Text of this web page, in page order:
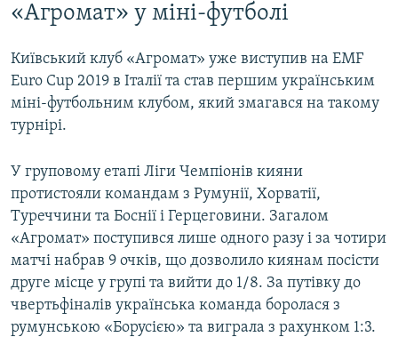
«Агромат» у міні-футболі
Київський клуб «Агромат» уже виступив на EMF
Euro Cup 2019 в Італії та став першим українським
міні-футбольним клубом, який змагався на такому
турнірі.
У груповому етапі Ліги Чемпіонів кияни
протистояли командам з Румунії, Хорватії,
Туреччини та Боснії і Герцеговини. Загалом
«Агромат» поступився лише одного разу і за чотири
матчі набрав 9 очків, що дозволило киянам посісти
друге місце у групі та вийти до 1/8. За путівку до
чвертьфіналів українська команда боролася з
румунською «Борусією» та виграла з рахунком 1:3.